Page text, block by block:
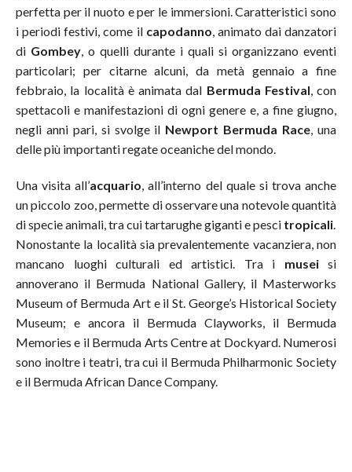
perfetta per il nuoto e per le immersioni. Caratteristici sono
i periodi festivi, come il capodanno , animato dai danzatori
di Gombey , o quelli durante i quali si organizzano eventi
particolari; per citarne alcuni, da metà gennaio a fine
febbraio, la località è animata dal Bermuda Festival , con
spettacoli e manifestazioni di ogni genere e, a fine giugno,
negli anni pari, si svolge il Newport Bermuda Race , una
delle più importanti regate oceaniche del mondo.
Una visita all’acquario , all’interno del quale si trova anche
un piccolo zoo, permette di osservare una notevole quantità
di specie animali, tra cui tartarughe giganti e pesci tropicali
Nonostante la località sia prevalentemente vacanziera, non
mancano luoghi culturali ed artistici. Tra i museisi
annoverano il Bermuda National Gallery, il Masterworks
Museum of Bermuda Art e il St. George’s Historical Society
Museum; e ancora il Bermuda Clayworks, il Bermuda
Memories e il Bermuda Arts Centre at Dockyard. Numerosi
sono inoltre i teatri, tra cui il Bermuda Philharmonic Society
e il Bermuda African Dance Company.